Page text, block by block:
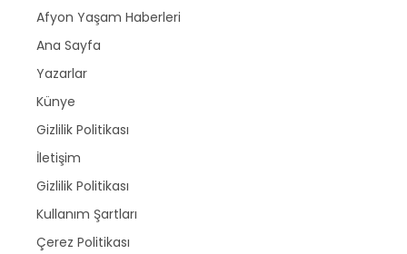
Afyon Yaşam Haberleri
Ana Sayfa
Yazarlar
Künye
Gizlilik Politikası
İletişim
Gizlilik Politikası
Kullanım Şartları
Çerez Politikası